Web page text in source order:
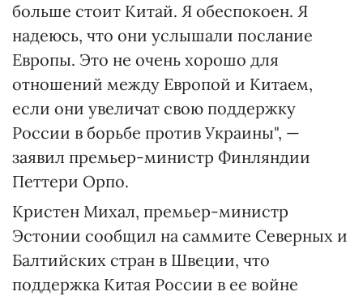
больше стоит Китай. Я обеспокоен. Я
надеюсь, что они услышали послание
Европы. Это не очень хорошо для
отношений между Европой и Китаем,
если они увеличат свою поддержку
России в борьбе против Украины", —
заявил премьер-министр Финляндии
Петтери Орпо.
Кристен Михал, премьер-министр
Эстонии сообщил на саммите Северных и
Балтийских стран в Швеции, что
поддержка Китая России в ее войне